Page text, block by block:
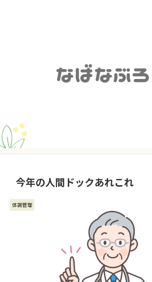
今年の人間ドックあれこれ
体調管理